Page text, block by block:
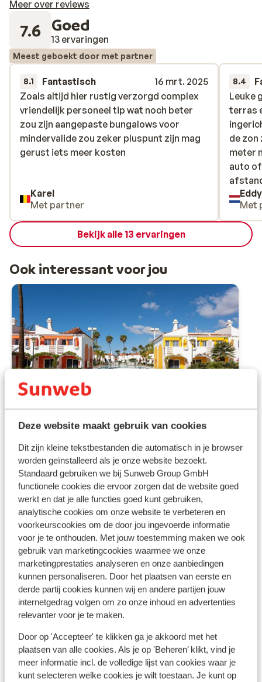
Deze website maakt gebruik van cookies
Dit zijn kleine tekstbestanden die automatisch in je browser
worden geïnstalleerd als je onze website bezoekt.
Standaard gebruiken we bij Sunweb Group GmbH
functionele cookies die ervoor zorgen dat de website goed
werkt en dat je alle functies goed kunt gebruiken,
analytische cookies om onze website te verbeteren en
voorkeurscookies om de door jou ingevoerde informatie
voor je te onthouden. Met jouw toestemming maken we ook
gebruik van marketingcookies waarmee we onze
marketingprestaties analyseren en onze aanbiedingen
kunnen personaliseren. Door het plaatsen van eerste en
derde partij cookies kunnen wij en andere partijen jouw
internetgedrag volgen om zo onze inhoud en advertenties
relevanter voor je te maken.
Door op 'Accepteer' te klikken ga je akkoord met het
plaatsen van alle cookies. Als je op 'Beheren’ klikt, vind je
meer informatie incl. de volledige lijst van cookies waar je
kunt selecteren welke cookies je wilt toestaan. Je kunt op
Meer over reviews
7.6 Goed
13 ervaringen
Meest geboekt door met partner
8.1 Fantastisch
16 mrt. 2025
Zoals altijd hier rustig verzorgd complex
vriendelijk personeel tip wat noch beter
zou zijn aangepaste bungalows voor
mindervalide zou zeker pluspunt zijn mag
gerust iets meer kosten
Zoals altijd hier rustig verzorgd complex
vriendelijk personeel tip wat noch beter
zou zijn aangepaste bungalows voor
mindervalide zou zeker pluspunt zijn mag
gerust iets meer kosten
Karel
Met partner
8.4
Leuke
terras
de zon
meter
auto
van de
Leuke
terras
de zon
meter
auto
Eddy
Met
Bekijk alle 13 ervaringen
Ook interessant voor jou
8.6 Fantastisch
Bungalows Cordial Green Golf
Maspalomas Gran Canaria Spanje
Gratis shuttle service naar Maspalomas Beach
Moderne & kleurrijke bungalows
Rustige ligging naast de golfbaan van
Maspalomas
Ma 10 Mei - Ma 17 Mei
Logies 2pers.
vanaf prijs p.p.
€ 411
Bekijk
Andere accommodaties in Gran